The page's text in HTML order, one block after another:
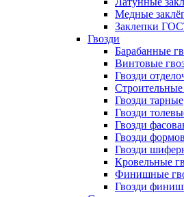
Медные
Заклепки
Гвозди
Барабанные
Винтовые
Гвозди
Строительные
Гвозди тарные
Гвозди
Гвозди
Гвозди
Гвозди
Кровельные
Финишные
Гвозди